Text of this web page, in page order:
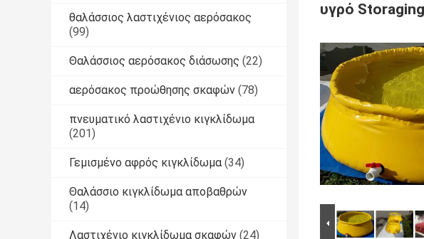
θαλάσσιος λαστιχένιος αερόσακος
(99)
Θαλάσσιος αερόσακος διάσωσης (22)
αερόσακος προώθησης σκαφών (78)
πνευματικό λαστιχένιο κιγκλίδωμα
(201)
Γεμισμένο αφρός κιγκλίδωμα (34)
Θαλάσσιο κιγκλίδωμα αποβαθρών
(14)
Λαστιχένιο κιγκλίδωμα σκαφών (24)
υγρό Storaging